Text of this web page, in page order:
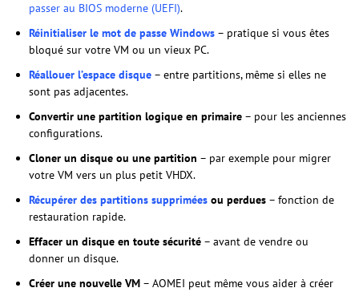
passer au BIOS moderne (UEFI).
Réinitialiser le mot de passe Windows – pratique si vous êtes
bloqué sur votre VM ou un vieux PC.
Réallouer l’espace disque – entre partitions, même si elles ne
sont pas adjacentes.
Convertir une partition logique en primaire – pour les anciennes
configurations.
Cloner un disque ou une partition – par exemple pour migrer
votre VM vers un plus petit VHDX.
Récupérer des partitions supprimées ou perdues – fonction de
restauration rapide.
Effacer un disque en toute sécurité – avant de vendre ou
donner un disque.
Créer une nouvelle VM – AOMEI peut même vous aider à créer